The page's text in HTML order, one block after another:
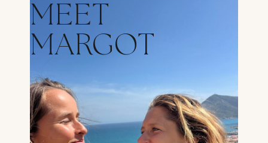
MEET
MARGOT